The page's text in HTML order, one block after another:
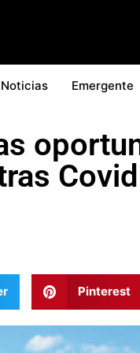
Noticias Emergente
Pinterest